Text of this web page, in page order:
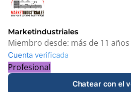
Marketindustriales
Miembro desde: más de 11 años
Cuenta verificada
Profesional
Chatear con el